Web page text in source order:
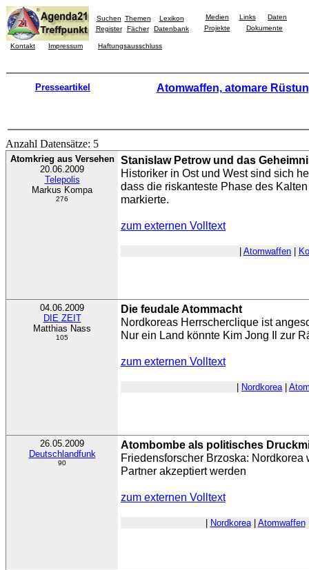
Suchen Themen
Lexikon
Register
Fächer Datenbank
Medien Links
Daten
Projekte
Dokumente
Kontakt Impressum Haftungsausschluss
Presseartikel Atomwaffen, atomare
Anzahl Datensätze: 5
Atomkrieg aus Versehen
20.06.2009
Telepolis
Markus Kompa
276
Stanislaw Petrow und das
Historiker in Ost und West sind sich
dass die riskanteste Phase des
markierte.
zum externen Volltext
Atomwaffen
04.06.2009
DIE ZEIT
Matthias Nass
105
Die feudale Atommacht
Nordkoreas Herrscherclique ist
Nur ein Land könnte Kim Jong Il zur
zum externen Volltext
Nordkorea|
26.05.2009
Deutschlandfunk
90
Atombombe als politisches
Friedensforscher Brzoska:
Partner akzeptiert werden
zum externen Volltext
Nordkorea| Atomwaffen